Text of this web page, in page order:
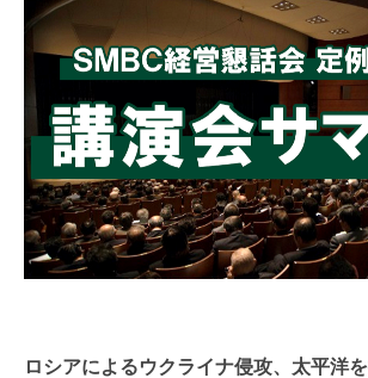
InfoLoungeとは
利用規約
プライバシーポリシー
本サイトのご利用にあたって
お問い合わせ
運営会社
ロシアによるウクライナ侵攻、太平洋